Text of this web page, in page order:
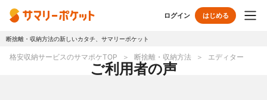
ログイン はじめる
断捨離・収納方法の新しいカタチ、サマリーポケット
格安収納サービスのサマポケTOP 断捨離・収納方法 エディター
ご利用者の声